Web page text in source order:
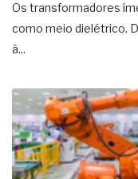
Os transformadores
como meio dielétrico.
à...